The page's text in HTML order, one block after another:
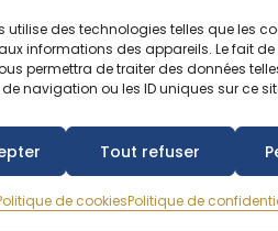
utilise des technologies telles que les
informations des appareils. Le fait
permettra de traiter des données
navigation ou les ID uniques sur ce
Tout refuser
de cookiesPolitique de